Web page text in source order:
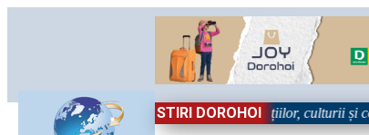
STIRI DOROHOI
Sărbătoare!” – trei zile dedicate tradițiilor, culturii și